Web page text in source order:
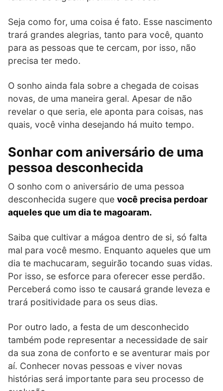
Seja como for, uma coisa é fato. Esse nascimento
trará grandes alegrias, tanto para você, quanto
para as pessoas que te cercam, por isso, não
precisa ter medo.
O sonho ainda fala sobre a chegada de coisas
novas, de uma maneira geral. Apesar de não
revelar o que seria, ele aponta para coisas, nas
quais, você vinha desejando há muito tempo.
Sonhar com aniversário de uma
pessoa desconhecida
O sonho com o aniversário de uma pessoa
desconhecida sugere que você precisa perdoar
aqueles que um dia te magoaram.
Saiba que cultivar a mágoa dentro de si, só falta
mal para você mesmo. Enquanto aqueles que um
dia te machucaram, seguirão tocando suas vidas.
Por isso, se esforce para oferecer esse perdão.
Perceberá como isso te causará grande leveza e
trará positividade para os seus dias.
Por outro lado, a festa de um desconhecido
também pode representar a necessidade de sair
da sua zona de conforto e se aventurar mais por
aí. Conhecer novas pessoas e viver novas
histórias será importante para seu processo de